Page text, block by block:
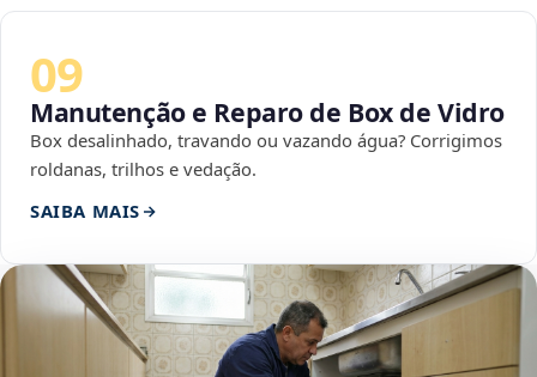
09
Manutenção e Reparo de Box de Vidro
Box desalinhado, travando ou vazando água? Corrigimos
roldanas, trilhos e vedação.
SAIBA MAIS